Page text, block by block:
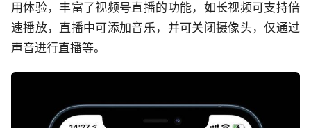
用体验，丰富了视频号直播的功能，如长视频可支持倍
速播放，直播中可添加音乐，并可关闭摄像头，仅通过
声音进行直播等。